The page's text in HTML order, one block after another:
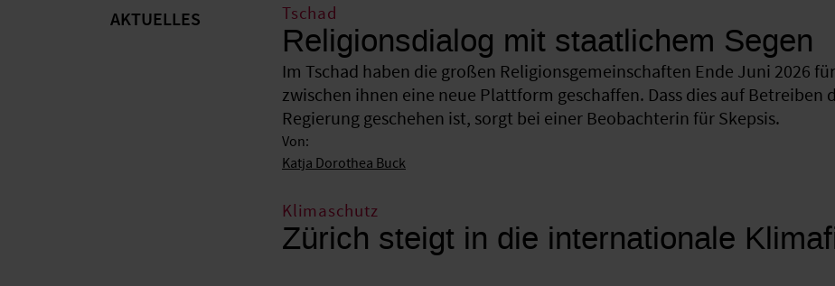
AKTUELLES Tschad
Religionsdialog mit staatlichem Segen
Im Tschad haben die großen Religionsgemeinschaften Ende Juni 2026
zwischen ihnen eine neue Plattform geschaffen. Dass dies auf Betreiben
Regierung geschehen ist, sorgt bei einer Beobachterin für Skepsis.
Von:
Katja Dorothea Buck
Klimaschutz
Zürich steigt in die internationale